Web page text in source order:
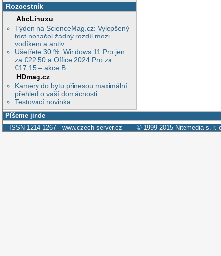
Rozcestník
AbcLinuxu
Týden na ScienceMag.cz: Vylepšený
test nenašel žádný rozdíl mezi
vodíkem a antiv
Ušetřete 30 %: Windows 11 Pro jen
za €22,50 a Office 2024 Pro za
€17,15 – akce B
HDmag.cz
Kamery do bytu přinesou maximální
přehled o vaší domácnosti
Testovací novinka
Píšeme jinde
ISSN 1214-1267 www.czech-server.cz © 1999-2015 Nitemedia s. r.